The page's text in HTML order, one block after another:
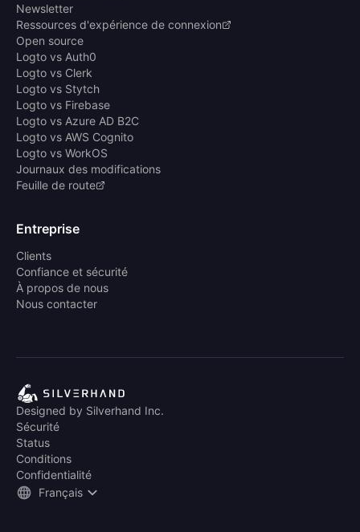
Newsletter
Ressources d'expérience de connexion
Open source
Logto vs Auth0
Logto vs Clerk
Logto vs Stytch
Logto vs Firebase
Logto vs Azure AD B2C
Logto vs AWS Cognito
Logto vs WorkOS
Journaux des modifications
Feuille de route
Entreprise
Clients
Confiance et sécurité
À propos de nous
Nous contacter
Designed by Silverhand Inc.
Sécurité
Status
Conditions
Confidentialité
Français